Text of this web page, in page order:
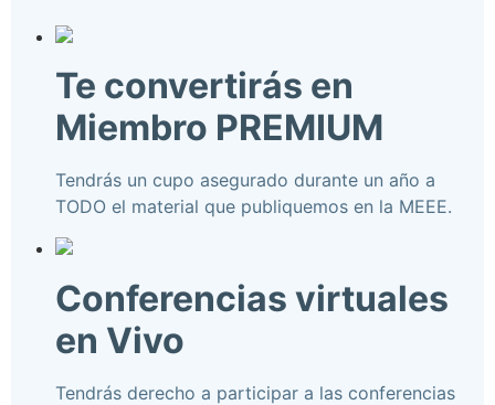
Te convertirás en
Miembro PREMIUM
Tendrás un cupo asegurado durante un año a
TODO el material que publiquemos en la MEEE.
Conferencias virtuales
en Vivo
Tendrás derecho a participar a las conferencias